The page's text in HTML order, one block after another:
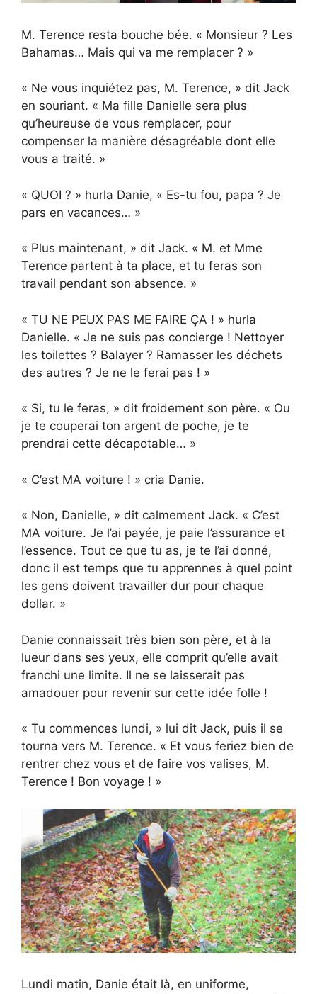
M. Terence resta bouche bée. « Monsieur ? Les
Bahamas… Mais qui va me remplacer ? »
« Ne vous inquiétez pas, M. Terence, » dit Jack
en souriant. « Ma fille Danielle sera plus
qu’heureuse de vous remplacer, pour
compenser la manière désagréable dont elle
vous a traité. »
« QUOI ? » hurla Danie, « Es-tu fou, papa ? Je
pars en vacances… »
« Plus maintenant, » dit Jack. « M. et Mme
Terence partent à ta place, et tu feras son
travail pendant son absence. »
« TU NE PEUX PAS ME FAIRE ÇA ! » hurla
Danielle. « Je ne suis pas concierge ! Nettoyer
les toilettes ? Balayer ? Ramasser les déchets
des autres ? Je ne le ferai pas ! »
« Si, tu le feras, » dit froidement son père. « Ou
je te couperai ton argent de poche, je te
prendrai cette décapotable… »
« C’est MA voiture ! » cria Danie.
« Non, Danielle, » dit calmement Jack. « C’est
MA voiture. Je l’ai payée, je paie l’assurance et
l’essence. Tout ce que tu as, je te l’ai donné,
donc il est temps que tu apprennes à quel point
les gens doivent travailler dur pour chaque
dollar. »
Danie connaissait très bien son père, et à la
lueur dans ses yeux, elle comprit qu’elle avait
franchi une limite. Il ne se laisserait pas
amadouer pour revenir sur cette idée folle !
« Tu commences lundi, » lui dit Jack, puis il se
tourna vers M. Terence. « Et vous feriez bien de
rentrer chez vous et de faire vos valises, M.
Terence ! Bon voyage ! »
Lundi matin, Danie était là, en uniforme,